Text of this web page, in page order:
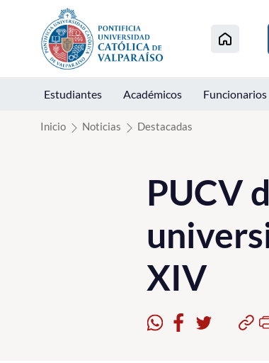
Click acá para ir directamente al contenido
Estudiantes Académicos Funcionarios
Inicio Noticias Destacadas
PUCV
XIV